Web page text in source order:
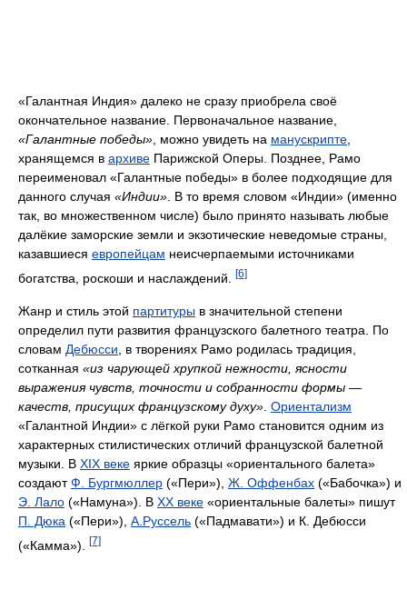
«Галантная Индия» далеко не сразу приобрела своё
окончательное название. Первоначальное название,
«Галантные победы», можно увидеть на манускрипте,
хранящемся в архиве Парижской Оперы. Позднее, Рамо
переименовал «Галантные победы» в более подходящие для
данного случая «Индии». В то время словом «Индии» (именно
так, во множественном числе) было принято называть любые
далёкие заморские земли и экзотические неведомые страны,
казавшиеся европейцам неисчерпаемыми источниками
богатства, роскоши и наслаждений.
[6]
Жанр и стиль этой партитуры в значительной степени
определил пути развития французского балетного театра. По
словам Дебюсси , в творениях Рамо родилась традиция,
сотканная «из чарующей хрупкой нежности, ясности
выражения чувств, точности и собранности формы —
качеств, присущих французскому духу» Ориентализм
«Галантной Индии» с лёгкой руки Рамо становится одним из
характерных стилистических отличий французской балетной
музыки. В XIX веке яркие образцы «ориентального балета»
создаютФ. Бургмюллер («Пе­ри»), Ж. Оффенбах («Бабочка») и
Э. Лало («Намуна»). В XX веке «ориентальные балеты» пишут
П. Дюка («Пери»), А.Руссель («Падмавати») и К. Дебюсси
(«Камма»).
[7]